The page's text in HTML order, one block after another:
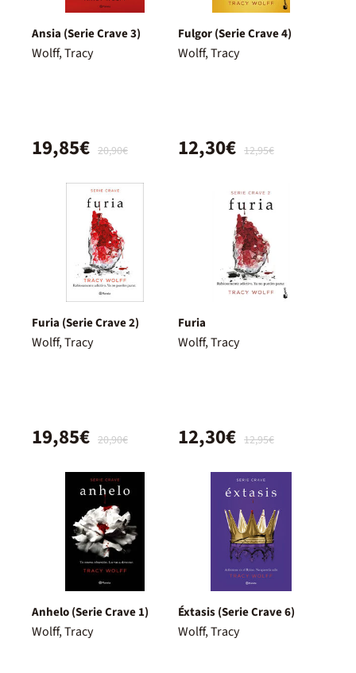
Ansia (Serie Crave 3)
Wolff, Tracy
20,90€
19,85€
Fulgor (Serie Crave 4)
Wolff, Tracy
12,95€
12,30€
Furia (Serie Crave 2)
Wolff, Tracy
20,90€
19,85€
Furia
Wolff, Tracy
12,95€
12,30€
Anhelo (Serie Crave 1)
Wolff, Tracy
Éxtasis (Serie Crave 6)
Wolff, Tracy